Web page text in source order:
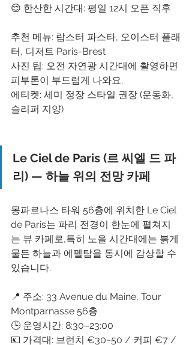
😌 한산한 시간대: 평일 12시 오픈 직후
추천 메뉴: 랍스터 파스타, 오이스터 플래
터, 디저트 Paris-Brest
사진 팁: 오전 자연광 시간대에 촬영하면
피부톤이 부드럽게 나와요.
에티켓: 세미 정장 스타일 권장 (운동화,
슬리퍼 지양)
Le Ciel de Paris (르 씨엘 드 파
리) — 하늘 위의 전망 카페
몽파르나스 타워 56층에 위치한 Le Ciel
de Paris는 파리 전경이 한눈에 펼쳐지
는 뷰 카페로,특히 노을 시간대에는 붉게
물든 하늘과 에펠탑을 동시에 감상할 수
있습니다.
📍 주소: 33 Avenue du Maine, Tour
Montparnasse 56층
🕒 운영시간: 8:30–23:00
💶 가격대: 브런치 €30~50 / 커피 €7 /